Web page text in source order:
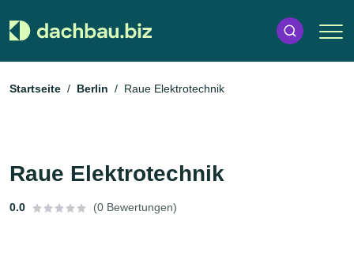
Startseite Berlin Raue Elektrotechnik
Raue Elektrotechnik
0.0 (0 Bewertungen)